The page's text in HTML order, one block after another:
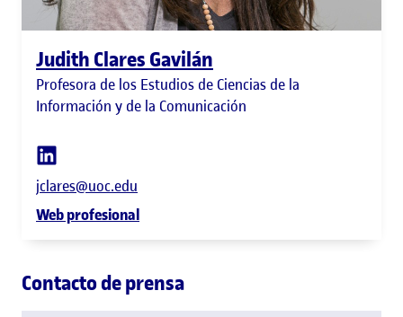
Judith Clares Gavilán
Profesora de los Estudios de Ciencias de la
Información y de la Comunicación
jclares@uoc.edu
Web profesional
Contacto de prensa